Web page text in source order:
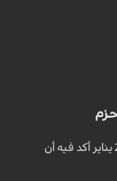
أصدر الحرس الثوري الإسلامي بيانًا بمناسبة ذكرى 29 يناير أكد فيه أن